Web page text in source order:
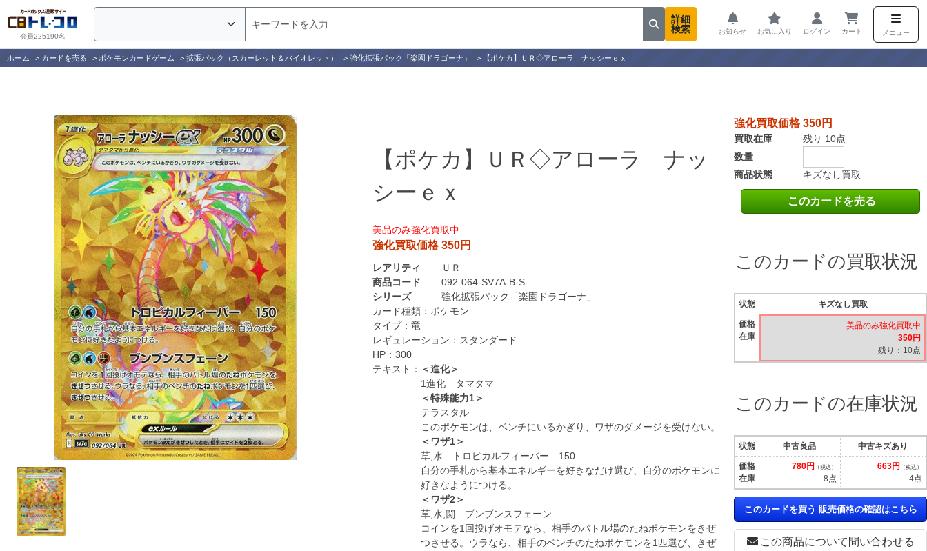
会員225190名
詳細
検索
お知らせ お気に入り ログイン カート メニュー
ホーム > カードを売る > ポケモンカードゲーム > 拡張パック（スカーレット＆バイオレット） > 強化拡張パック「楽園ドラゴーナ」 > 【ポケカ】ＵＲ◇アローラ ナッシーｅｘ
【ポケカ】ＵＲ◇アローラ ナッ
シーｅｘ
美品のみ強化買取中
強化買取価格 350円
レアリティ
ＵＲ
商品コード
092-064-SV7A-B-S
シリーズ
強化拡張パック「楽園ドラゴーナ」
カード種類： ポケモン
タイプ： 竜
レギュレーション： スタンダード
HP： 300
テキスト： ＜進化＞
1進化 タマタマ
＜特殊能力1＞
テラスタル
このポケモンは、ベンチにいるかぎり、ワザのダメージを受けない。
＜ワザ1＞
草,水 トロピカルフィーバー 150
自分の手札から基本エネルギーを好きなだけ選び、自分のポケモンに
好きなようにつける。
＜ワザ2＞
草,水,闘 ブンブンスフェーン
コインを1回投げオモテなら、相手のバトル場のたねポケモンをきぜ
つさせる。ウラなら、相手のベンチのたねポケモンを1匹選び、きぜ
強化買取価格 350円
商品状態 キズなし買取
買取在庫
残り 10点
数量
このカードを売る
この商品について問い合わせる
このカードの買取状況
状態
価格
在庫
キズなし買取
美品のみ強化買取中
350円
残り：10点
このカードの在庫状況
状態
価格
在庫
中古良品
780円 （税込）
8点
中古キズあり
663円 （税込）
4点
このカードを買う 販売価格の確認はこちら